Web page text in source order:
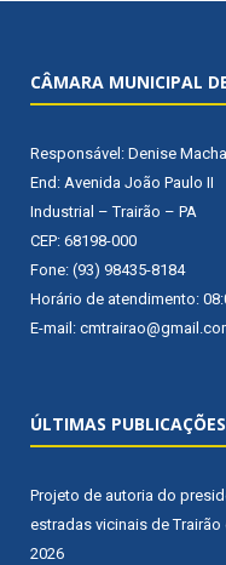
CÂMARA MUNICIPAL
Responsável: Denise
End: Avenida João Paulo II
Industrial – Trairão – PA
CEP: 68198-000
Fone: (93) 98435-8184
Horário de atendimento:
E-mail:
ÚLTIMAS PUBLICAÇÕES
Projeto de autoria do
estradas vicinais de
2026